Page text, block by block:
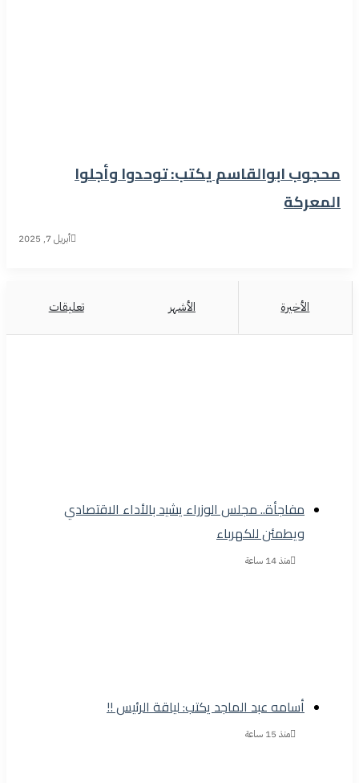
محجوب ابوالقاسم يكتب: توحدوا وأجلوا
المعركة
أبريل 7, 2025
الأخيرة الأشهر تعليقات
مفاجأة.. مجلس الوزراء يشيد بالأداء الاقتصادي
ويطمئن للكهرباء
منذ 14 ساعة
أسامه عبد الماجد يكتب: لياقة الرئيس !!
منذ 15 ساعة